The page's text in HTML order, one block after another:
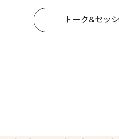
トーク&セッ